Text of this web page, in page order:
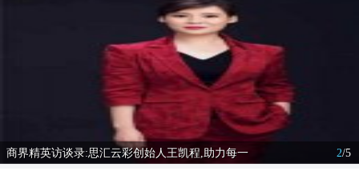
商界精英访谈录:思汇云彩创始人王凯程,助力每一 2/5